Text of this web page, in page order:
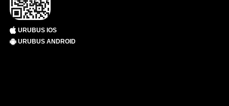
URUBUS IOS
URUBUS ANDROID